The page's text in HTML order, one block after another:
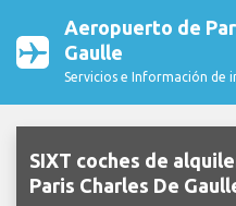
Aeropuerto de
Gaulle
Servicios e Información de
SIXT coches de
Paris Charles De